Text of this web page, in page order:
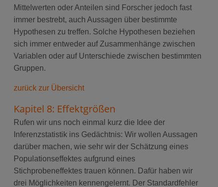
Mittelwerten oder Anteilen sind Forscher jedoch fast
immer bestrebt, auch Aussagen über bestimmte
Hypothesen zu treffen. Solche Hypothesen beziehen
sich immer entweder auf Zusammenhänge zwischen
Variablen oder auf Unterschiede zwischen bestimmten
Gruppen.
zurück zur Übersicht
Kapitel 8: Effektgrößen
Rufen wir uns noch einmal kurz die Idee der
Inferenzstatistik ins Gedächtnis: Wir wollen Aussagen
darüber machen, wie sehr wir der Schätzung eines
Populationseffektes aufgrund eines
Stichprobeneffektes trauen können. Dafür haben wir
drei Möglichkeiten kennengelernt. Der Standardfehler